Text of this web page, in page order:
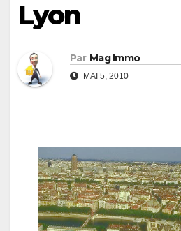
Lyon
Par Mag Immo
MAI 5, 2010